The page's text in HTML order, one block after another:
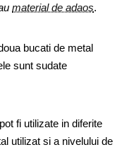
material de adaos.
bucati de metal
sunt sudate
fi utilizate in diferite
utilizat si a nivelului de